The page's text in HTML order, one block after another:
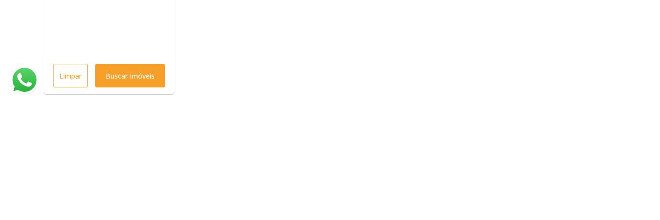
Limpar Buscar Imóveis